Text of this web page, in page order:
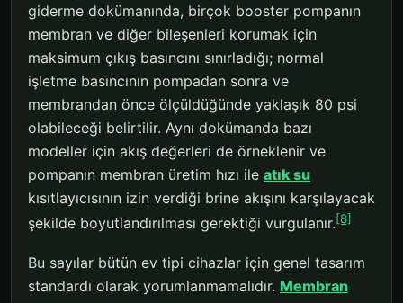
giderme dokümanında, birçok booster pompanın
membran ve diğer bileşenleri korumak için
maksimum çıkış basıncını sınırladığı; normal
işletme basıncının pompadan sonra ve
membrandan önce ölçüldüğünde yaklaşık 80 psi
olabileceği belirtilir. Aynı dokümanda bazı
modeller için akış değerleri de örneklenir ve
pompanın membran üretim hızı ile atık su
kısıtlayıcısının izin verdiği brine akışını karşılayacak
şekilde boyutlandırılması gerektiği vurgulanır.[8]
Bu sayılar bütün ev tipi cihazlar için genel tasarım
standardı olarak yorumlanmamalıdır. Membran